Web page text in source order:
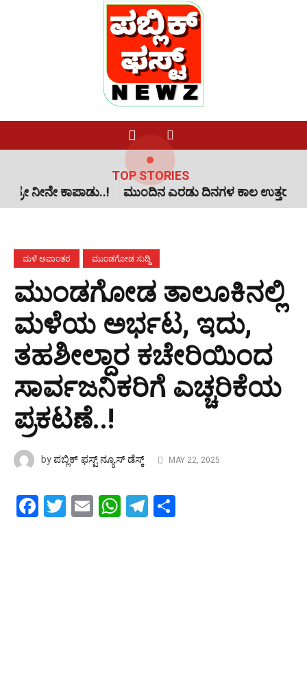
TOP STORIES
ಮುಂದಿನ ಎರಡು ದಿನಗಳ ಕಾಲ ಉತ್ತರ ಕನ್ನಡ
ಮಳೆ ಅವಾಂತರ ಮುಂಡಗೋಡ ಸುದ್ದಿ
ಮುಂಡಗೋಡ ತಾಲೂಕಿನಲ್ಲಿ
ಮಳೆಯ ಅರ್ಭಟ, ಇದು,
ತಹಶೀಲ್ದಾರ ಕಚೇರಿಯಿಂದ
ಸಾರ್ವಜನಿಕರಿಗೆ ಎಚ್ಚರಿಕೆಯ
ಪ್ರಕಟಣೆ..!
byಪಬ್ಲಿಕ್ ಫಸ್ಟ್ ನ್ಯೂಸ್ ಡೆಸ್ಕ್ MAY 22, 2025
FacebookTwitterEmail WhatsAppTelegram